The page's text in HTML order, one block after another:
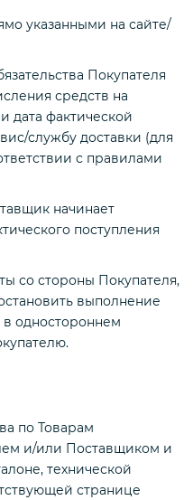
указанными на сайте/
Покупателя
средств на
дата фактической
службу доставки (для
с правилами
начинает
поступления
со стороны Покупателя,
выполнение
в одностороннем
по Товарам
и/или Поставщиком и
технической
странице